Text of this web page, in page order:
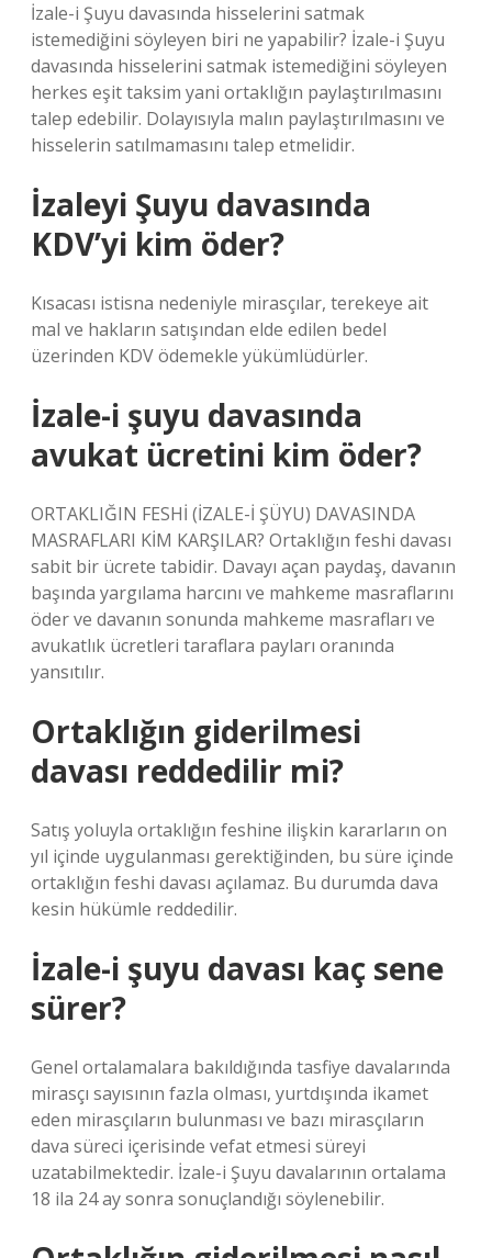
İzale-i Şuyu davasında hisselerini satmak
istemediğini söyleyen biri ne yapabilir? İzale-i Şuyu
davasında hisselerini satmak istemediğini söyleyen
herkes eşit taksim yani ortaklığın paylaştırılmasını
talep edebilir. Dolayısıyla malın paylaştırılmasını ve
hisselerin satılmamasını talep etmelidir.
İzaleyi Şuyu davasında
KDV’yi kim öder?
Kısacası istisna nedeniyle mirasçılar, terekeye ait
mal ve hakların satışından elde edilen bedel
üzerinden KDV ödemekle yükümlüdürler.
İzale-i şuyu davasında
avukat ücretini kim öder?
ORTAKLIĞIN FESHİ (İZALE-İ ŞÜYU) DAVASINDA
MASRAFLARI KİM KARŞILAR? Ortaklığın feshi davası
sabit bir ücrete tabidir. Davayı açan paydaş, davanın
başında yargılama harcını ve mahkeme masraflarını
öder ve davanın sonunda mahkeme masrafları ve
avukatlık ücretleri taraflara payları oranında
yansıtılır.
Ortaklığın giderilmesi
davası reddedilir mi?
Satış yoluyla ortaklığın feshine ilişkin kararların on
yıl içinde uygulanması gerektiğinden, bu süre içinde
ortaklığın feshi davası açılamaz. Bu durumda dava
kesin hükümle reddedilir.
İzale-i şuyu davası kaç sene
sürer?
Genel ortalamalara bakıldığında tasfiye davalarında
mirasçı sayısının fazla olması, yurtdışında ikamet
eden mirasçıların bulunması ve bazı mirasçıların
dava süreci içerisinde vefat etmesi süreyi
uzatabilmektedir. İzale-i Şuyu davalarının ortalama
18 ila 24 ay sonra sonuçlandığı söylenebilir.